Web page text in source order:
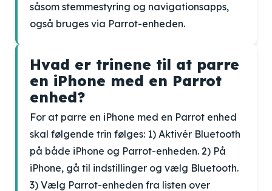
såsom stemmestyring og navigationsapps,
også bruges via Parrot-enheden.
Hvad er trinene til at parre
en iPhone med en Parrot
enhed?
For at parre en iPhone med en Parrot enhed
skal følgende trin følges: 1) Aktivér Bluetooth
på både iPhone og Parrot-enheden. 2) På
iPhone, gå til indstillinger og vælg Bluetooth.
3) Vælg Parrot-enheden fra listen over